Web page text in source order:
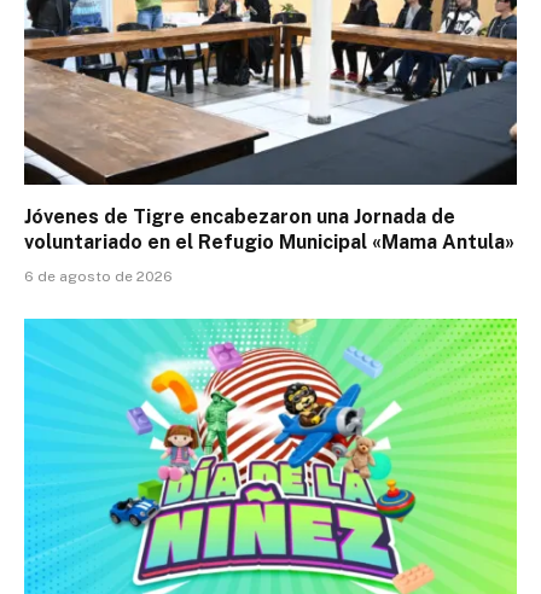
Jóvenes de Tigre encabezaron una Jornada de
voluntariado en el Refugio Municipal «Mama Antula»
6 de agosto de 2026